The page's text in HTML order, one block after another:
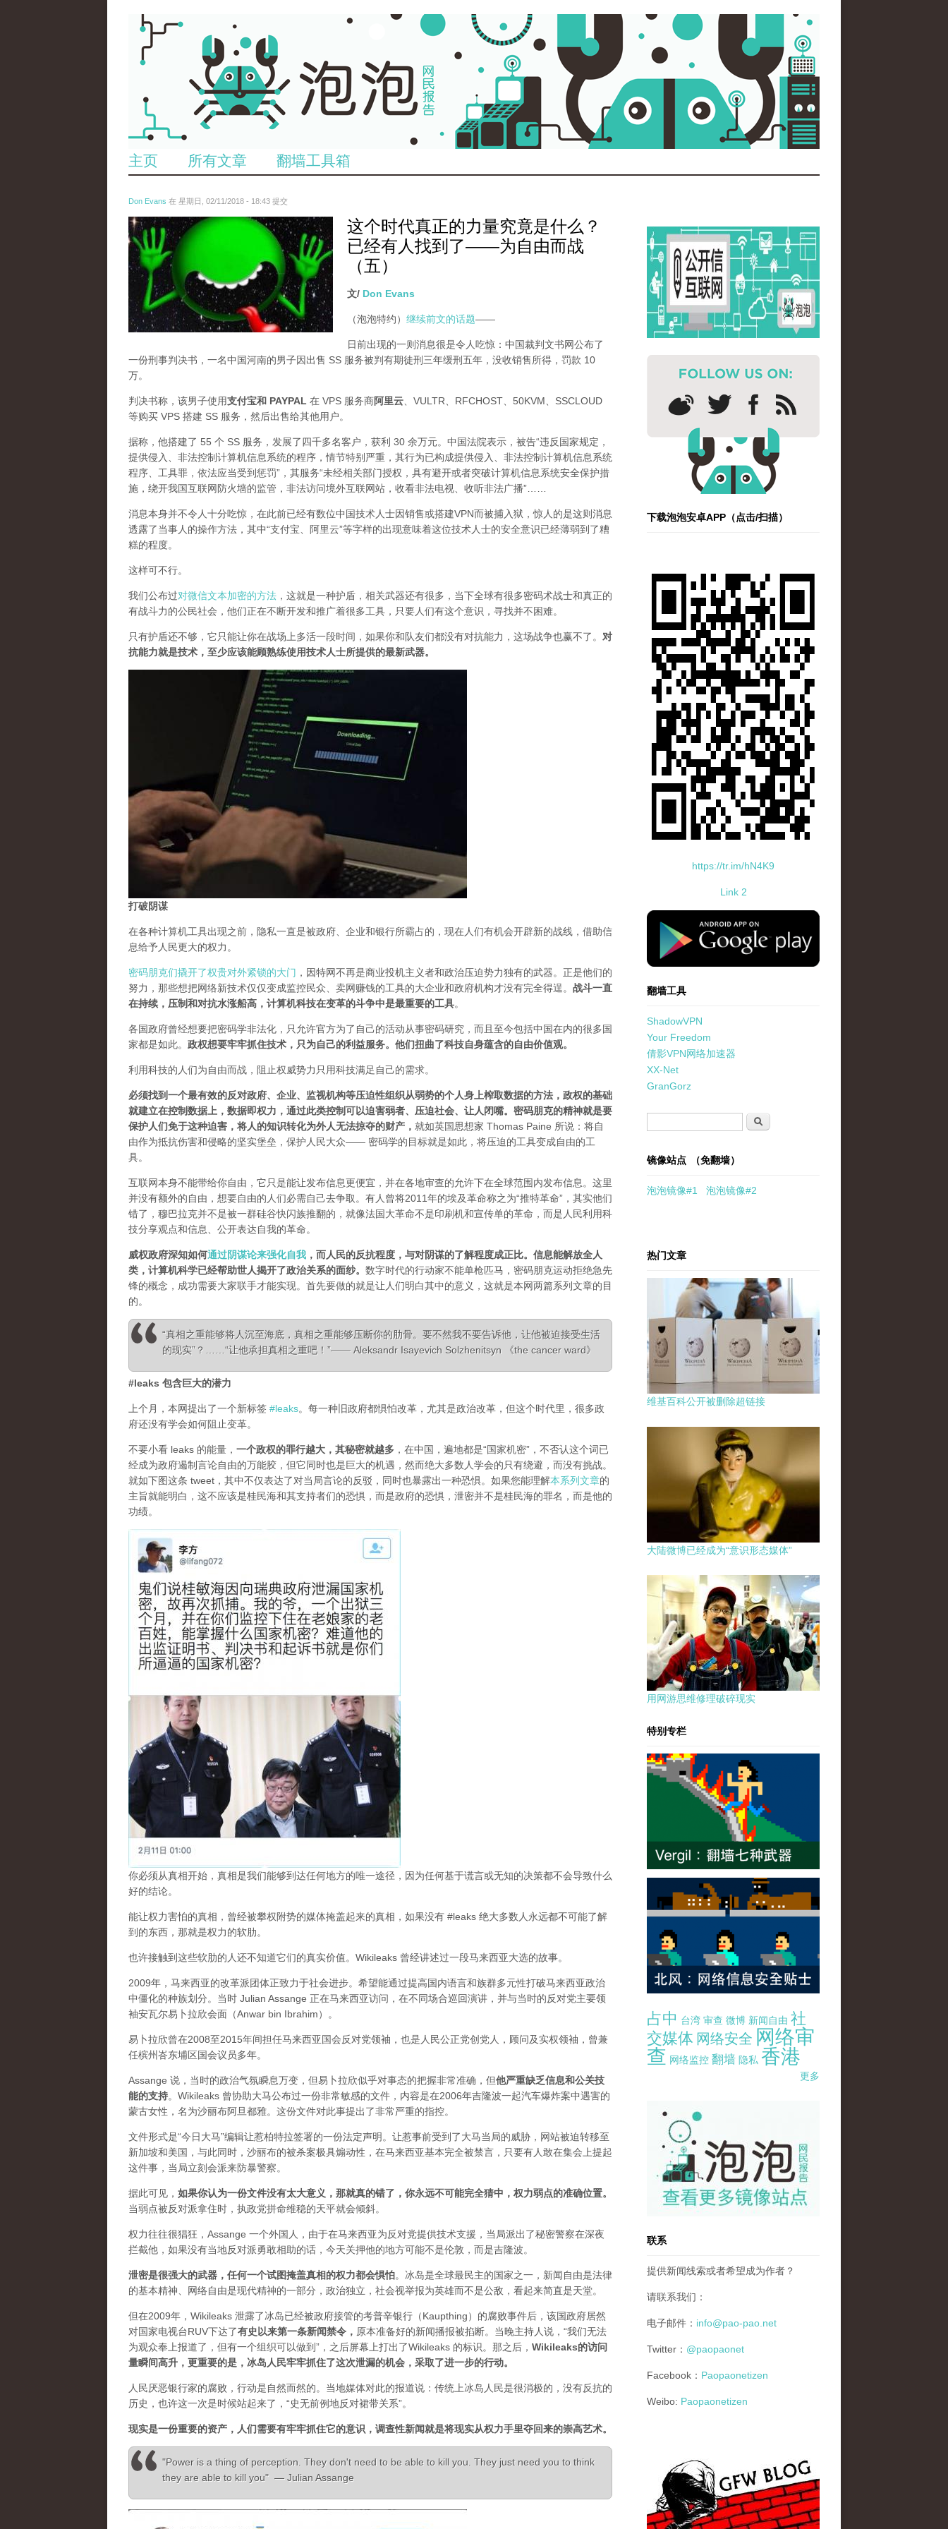
主页 所有文章 翻墙工具箱
Don Evans 在 星期日, 02/11/2018 - 18:43 提交
wechatimg1429.jpeg
这个时代真正的力量究竟是什么？
已经有人找到了——为自由而战
（五）
文/ Don Evans
（泡泡特约） 继续前文的话题——
日前出现的一则消息很是令人吃惊：中国裁判文书网公布了
一份刑事判决书，一名中国河南的男子因出售 SS 服务被判有期徒刑三年缓刑五年，没收销售所得，罚款 10
万。
判决书称，该男子使用支付宝和 PAYPAL 在 VPS 服务商阿里云 、VULTR、RFCHOST、50KVM、SSCLOUD
等购买 VPS 搭建 SS 服务，然后出售给其他用户。
据称，他搭建了 55 个 SS 服务，发展了四千多名客户，获利 30 余万元。中国法院表示，被告“违反国家规定，
提供侵入、非法控制计算机信息系统的程序，情节特别严重，其行为已构成提供侵入、非法控制计算机信息系统
程序、工具罪，依法应当受到惩罚”，其服务“未经相关部门授权，具有避开或者突破计算机信息系统安全保护措
施，绕开我国互联网防火墙的监管，非法访问境外互联网站，收看非法电视、收听非法广播”……
消息本身并不令人十分吃惊，在此前已经有数位中国技术人士因销售或搭建VPN而被捕入狱，惊人的是这则消息
透露了当事人的操作方法，其中“支付宝、阿里云”等字样的出现意味着这位技术人士的安全意识已经薄弱到了糟
糕的程度。
这样可不行。
我们公布过对微信文本加密的方法 ，这就是一种护盾，相关武器还有很多，当下全球有很多密码术战士和真正的
有战斗力的公民社会，他们正在不断开发和推广着很多工具，只要人们有这个意识，寻找并不困难。
只有护盾还不够，它只能让你在战场上多活一段时间，如果你和队友们都没有对抗能力，这场战争也赢不了。 对
抗能力就是技术，至少应该能顾熟练使用技术人士所提供的最新武器。
打破阴谋
在各种计算机工具出现之前，隐私一直是被政府、企业和银行所霸占的，现在人们有机会开辟新的战线，借助信
息给予人民更大的权力。
密码朋克们撬开了权贵对外紧锁的大门 ，因特网不再是商业投机主义者和政治压迫势力独有的武器。正是他们的
努力，那些想把网络新技术仅仅变成监控民众、卖网赚钱的工具的大企业和政府机构才没有完全得逞。 战斗一直
在持续，压制和对抗水涨船高，计算机科技在变革的斗争中是最重要的工具。
各国政府曾经想要把密码学非法化，只允许官方为了自己的活动从事密码研究，而且至今包括中国在内的很多国
家都是如此。 政权想要牢牢抓住技术，只为自己的利益服务。他们扭曲了科技自身蕴含的自由价值观。
利用科技的人们为自由而战，阻止权威势力只用科技满足自己的需求。
必须找到一个最有效的反对政府、企业、监视机构等压迫性组织从弱势的个人身上榨取数据的方法，政权的基础
就建立在控制数据上，数据即权力，通过此类控制可以迫害弱者、压迫社会、让人闭嘴。密码朋克的精神就是要
保护人们免于这种迫害，将人的知识转化为外人无法掠夺的财产 ， 就如英国思想家 Thomas Paine 所说：将自
由作为抵抗伤害和侵略的坚实堡垒，保护人民大众—— 密码学的目标就是如此，将压迫的工具变成自由的工
具。
互联网本身不能带给你自由，它只是能让发布信息更便宜，并在各地审查的允许下在全球范围内发布信息。这里
并没有额外的自由，想要自由的人们必需自己去争取。有人曾将2011年的埃及革命称之为“推特革命”，其实他们
错了，穆巴拉克并不是被一群硅谷快闪族推翻的，就像法国大革命不是印刷机和宣传单的革命，而是人民利用科
技分享观点和信息、公开表达自我的革命。
威权政府深知如何通过阴谋论来强化自我 ，而人民的反抗程度，与对阴谋的了解程度成正比。信息能解放全人
类，计算机科学已经帮助世人揭开了政治关系的面纱。 数字时代的行动家不能单枪匹马，密码朋克运动拒绝急先
锋的概念，成功需要大家联手才能实现。首先要做的就是让人们明白其中的意义，这就是本网两篇系列文章的目
的。
“真相之重能够将人沉至海底，真相之重能够压断你的肋骨。要不然我不要告诉他，让他被迫接受生活
的现实”？……“让他承担真相之重吧！”—— Aleksandr Isayevich Solzhenitsyn 《the cancer ward》
#leaks 包含巨大的潜力
上个月，本网提出了一个新标签 #leaks。每一种旧政府都惧怕改革，尤其是政治改革，但这个时代里，很多政
府还没有学会如何阻止变革。
不要小看 leaks 的能量， 一个政权的罪行越大，其秘密就越多 ，在中国，遍地都是“国家机密”，不否认这个词已
经成为政府遏制言论自由的万能胶，但它同时也是巨大的机遇，然而绝大多数人学会的只有绕避，而没有挑战。
就如下图这条 tweet，其中不仅表达了对当局言论的反驳，同时也暴露出一种恐惧。如果您能理解本系列文章的
主旨就能明白，这不应该是桂民海和其支持者们的恐惧，而是政府的恐惧，泄密并不是桂民海的罪名，而是他的
功绩。
你必须从真相开始，真相是我们能够到达任何地方的唯一途径，因为任何基于谎言或无知的决策都不会导致什么
好的结论。
能让权力害怕的真相，曾经被攀权附势的媒体掩盖起来的真相，如果没有 #leaks 绝大多数人永远都不可能了解
到的东西，那就是权力的软肋。
也许接触到这些软肋的人还不知道它们的真实价值。Wikileaks 曾经讲述过一段马来西亚大选的故事。
2009年，马来西亚的改革派团体正致力于社会进步。希望能通过提高国内语言和族群多元性打破马来西亚政治
中僵化的种族划分。当时 Julian Assange 正在马来西亚访问，在不同场合巡回演讲，并与当时的反对党主要领
袖安瓦尔易卜拉欣会面（Anwar bin Ibrahim）。
易卜拉欣曾在2008至2015年间担任马来西亚国会反对党领袖，也是人民公正党创党人，顾问及实权领袖，曾兼
任槟州峇东埔区国会议员多年。
Assange 说，当时的政治气氛瞬息万变，但易卜拉欣似乎对事态的把握非常准确，但他严重缺乏信息和公关技
能的支持。Wikileaks 曾协助大马公布过一份非常敏感的文件，内容是在2006年吉隆波一起汽车爆炸案中遇害的
蒙古女性，名为沙丽布阿旦都雅。这份文件对此事提出了非常严重的指控。
文件形式是“今日大马”编辑让惹柏特拉签署的一份法定声明。让惹事前受到了大马当局的威胁，网站被迫转移至
新加坡和美国，与此同时，沙丽布的被杀案极具煽动性，在马来西亚基本完全被禁言，只要有人敢在集会上提起
这件事，当局立刻会派来防暴警察。
据此可见， 如果你认为一份文件没有太大意义，那就真的错了，你永远不可能完全猜中，权力弱点的准确位置。
当弱点被反对派拿住时，执政党拼命维稳的天平就会倾斜。
权力往往很猖狂，Assange 一个外国人，由于在马来西亚为反对党提供技术支援，当局派出了秘密警察在深夜
拦截他，如果没有当地反对派勇敢相助的话，今天关押他的地方可能不是伦敦，而是吉隆波。
泄密是很强大的武器，任何一个试图掩盖真相的权力都会惧怕。 冰岛是全球最民主的国家之一，新闻自由是法律
的基本精神、网络自由是现代精神的一部分，政治独立，社会视举报为英雄而不是公敌，看起来简直是天堂。
但在2009年，Wikileaks 泄露了冰岛已经被政府接管的考普辛银行（Kaupthing）的腐败事件后，该国政府居然
对国家电视台RUV下达了有史以来第一条新闻禁令 ， 原本准备好的新闻播报被掐断。当晚主持人说，“我们无法
为观众奉上报道了，但有一个组织可以做到”，之后屏幕上打出了Wikileaks 的标识。那之后， Wikileaks的访问
量瞬间高升，更重要的是，冰岛人民牢牢抓住了这次泄漏的机会，采取了进一步的行动。
人民厌恶银行家的腐败，行动是自然而然的。当地媒体对此的报道说：传统上冰岛人民是很消极的，没有反抗的
历史，也许这一次是时候站起来了，“史无前例地反对裙带关系”。
现实是一份重要的资产，人们需要有牢牢抓住它的意识，调查性新闻就是将现实从权力手里夺回来的崇高艺术。
"Power is a thing of perception. They don't need to be able to kill you. They just need you to think
they are able to kill you" — Julian Assange
下载泡泡安卓APP（点击/扫描）
https://tr.im/hN4K9
Link 2
standard-icon-googleplay-app-store.png
翻墙工具
ShadowVPN
Your Freedom
倩影VPN网络加速器
XX-Net
GranGorz
搜索
镜像站点 （免翻墙）
泡泡镜像#1 泡泡镜像#2
热门文章
维基百科公开被删除超链接
大陆微博已经成为“意识形态媒体”
用网游思维修理破碎现实
特别专栏
占中 台湾 审查 微博 新闻自由 社
交媒体 网络安全 网络审
查 网络监控 翻墙 隐私 香港
更多
pao-pao-banner-mirror-site-120814.jpg
联系
提供新闻线索或者希望成为作者？
请联系我们：
电子邮件： info@pao-pao.net
Twitter： @paopaonet
Facebook： Paopaonetizen
Weibo: Paopaonetizen
gfw_blog_small.jpg